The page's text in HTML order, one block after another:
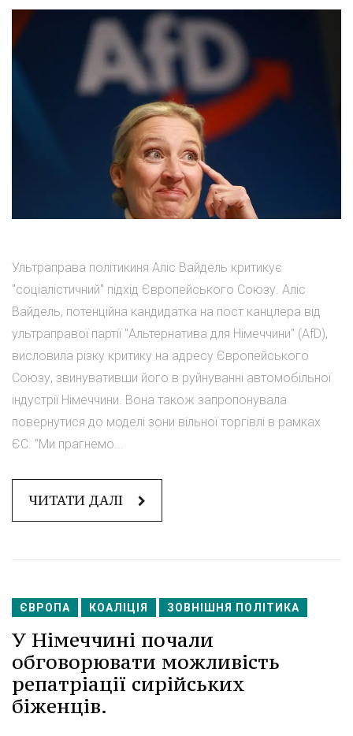
Ультраправа політикиня Аліс Вайдель критикує
"соціалістичний" підхід Європейського Союзу. Аліс
Вайдель, потенційна кандидатка на пост канцлера від
ультраправої партії "Альтернатива для Німеччини" (AfD),
висловила різку критику на адресу Європейського
Союзу, звинувативши його в руйнуванні автомобільної
індустрії Німеччини. Вона також запропонувала
повернутися до моделі зони вільної торгівлі в рамках
ЄС. "Ми прагнемо...
ЧИТАТИ ДАЛІ
ЄВРОПА КОАЛІЦІЯ ЗОВНІШНЯ ПОЛІТИКА
У Німеччині почали
обговорювати можливість
репатріації сирійських
біженців.